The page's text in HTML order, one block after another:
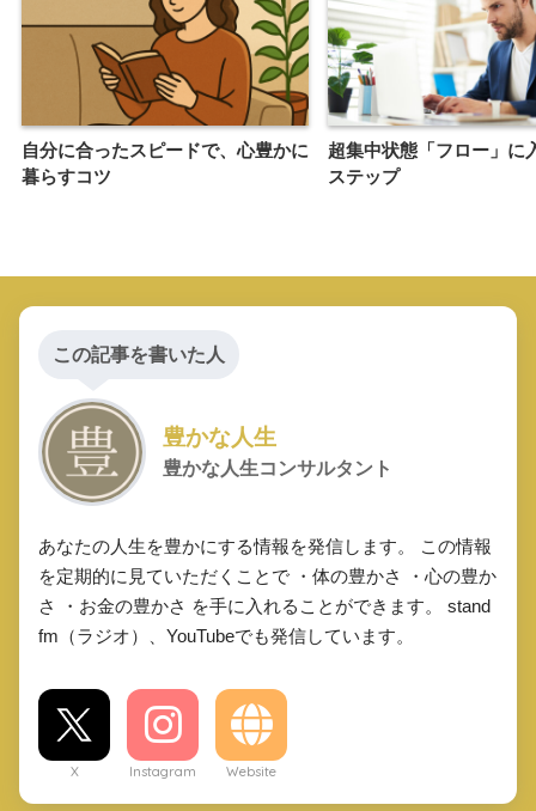
自分に合ったスピードで、心豊かに
暮らすコツ
超集中状態「フロー」に
ステップ
この記事を書いた人
豊かな人生
豊かな人生コンサルタント
あなたの人生を豊かにする情報を発信します。 この情報
を定期的に見ていただくことで ・体の豊かさ ・心の豊か
さ ・お金の豊かさ を手に入れることができます。 stand
fm（ラジオ）、YouTubeでも発信しています。
X Instagram Website